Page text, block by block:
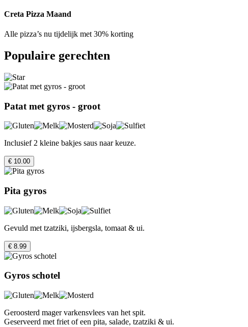
Creta Pizza Maand
Alle pizza’s nu tijdelijk met 30% korting
Populaire gerechten
Patat met gyros - groot
Inclusief 2 kleine bakjes saus naar keuze.
€ 10.00
Pita gyros
Gevuld met tzatziki, ijsbergsla, tomaat & ui.
€ 8.99
Gyros schotel
Geroosterd mager varkensvlees van het spit.
Geserveerd met friet of een pita, salade, tzatziki & ui.